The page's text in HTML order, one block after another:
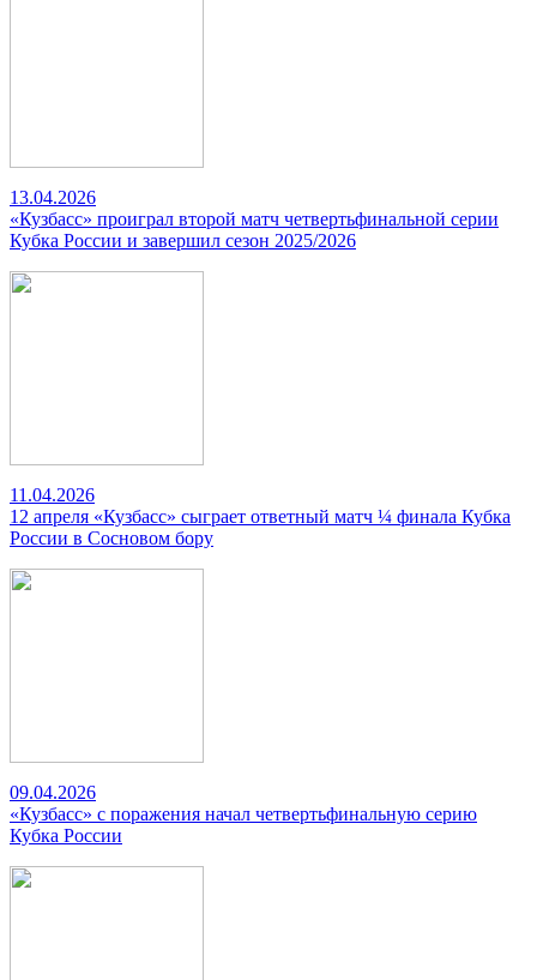
13.04.2026
«Кузбасс» проиграл второй матч четвертьфинальной серии
Кубка России и завершил сезон 2025/2026
11.04.2026
12 апреля «Кузбасс» сыграет ответный матч ¼ финала Кубка
России в Сосновом бору
09.04.2026
«Кузбасс» с поражения начал четвертьфинальную серию
Кубка России